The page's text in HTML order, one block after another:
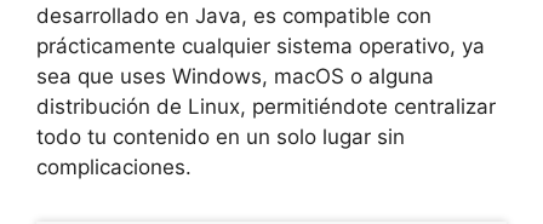
desarrollado en Java, es compatible con
prácticamente cualquier sistema operativo, ya
sea que uses Windows, macOS o alguna
distribución de Linux, permitiéndote centralizar
todo tu contenido en un solo lugar sin
complicaciones.